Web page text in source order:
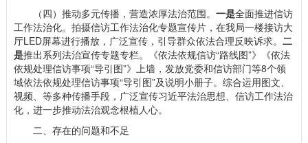
（四）推动多元传播，营造浓厚法治范围。 一是全面推进信访
工作法治化。拍摄信访工作法治化专题宣传片，在我局一楼接访大
厅LED屏幕进行播放，广泛宣传，引导群众依法合理反映诉求。 二
是推出系列法治宣传专题专栏。《依法依规信访“路线图”》《依法
依规处理信访事项“导引图”》上墙，发放党委和信访部门等8个领
域依法依规处理信访事项“导引图”及说明小册子。综合运用图文、
视频、等多种传播手段，广泛宣传习近平法治思想、信访工作法治
化，进一步推动法治观念根植人心。
二、存在的问题和不足